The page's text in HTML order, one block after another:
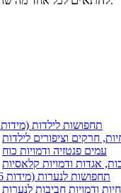
תחפושות לילדות (מידות 2-12)
חרקים וציפורים לילדות
עמים פנטזיה ודמויות כוח
אגדות ודמויות קלאסיות
תחפושות לנערות (מידות 12-16)
חיות ודמויות חביבות לנערות